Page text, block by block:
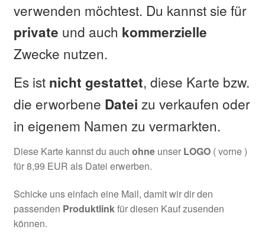
verwenden möchtest. Du kannst sie für
private und auch kommerzielle
Zwecke nutzen.
Es ist nicht gestattet, diese Karte bzw.
die erworbene Datei zu verkaufen oder
in eigenem Namen zu vermarkten.
Diese Karte kannst du auch ohneunser LOGO( vorne )
für 8,99 EUR als Datei erwerben.
Schicke uns einfach eine Mail, damit wir dir den
passenden Produktlinkfür diesen Kauf zusenden
können.